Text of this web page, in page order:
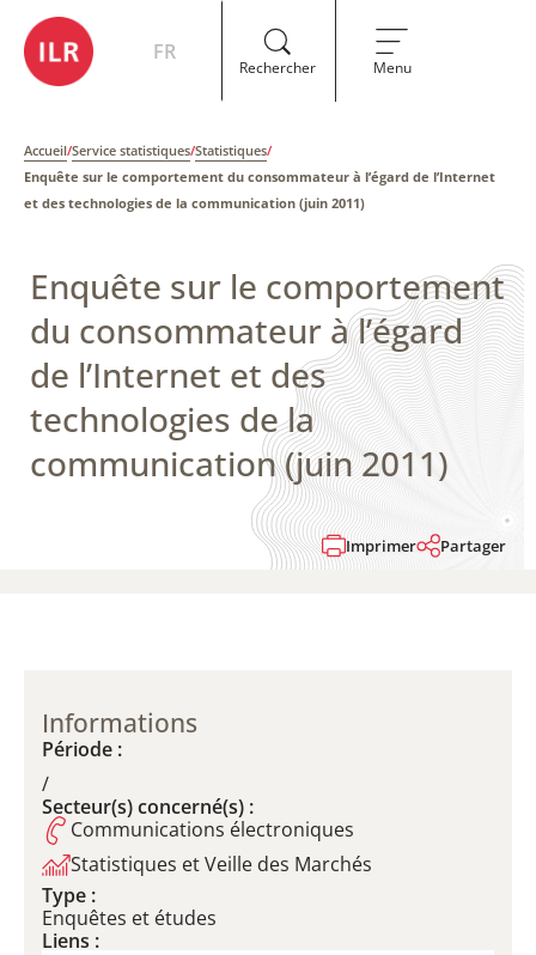
FR
Rechercher Menu
Accueil/Service statistiques/Statistiques/
Enquête sur le comportement du consommateur à l’égard de l’Internet
et des technologies de la communication (juin 2011)
Enquête sur le comportement
du consommateur à l’égard
de l’Internet et des
technologies de la
communication (juin 2011)
Imprimer Partager
Informations
Période :
/
Secteur(s) concerné(s) :
Communications électroniques
Statistiques et Veille des Marchés
Type :
Enquêtes et études
Liens :